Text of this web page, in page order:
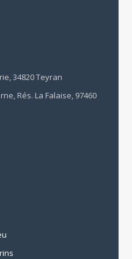
34820 Teyran
Rés. La Falaise, 97460